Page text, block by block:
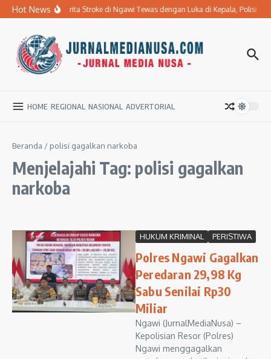
Lewati ke konten
Hot NewsIbu Penderita Stroke di Ngawi Tewas dengan Luka di Kepala, Polisi
HOME REGIONAL NASIONAL ADVERTORIAL
Beranda / polisi gagalkan narkoba
Menjelajahi Tag: polisi gagalkan
narkoba
HUKUM KRIMINAL PERISTIWA
Polres Ngawi Gagalkan
Peredaran 29,98 Kg
Sabu Senilai Rp30
Miliar
Ngawi (JurnalMediaNusa) –
Kepolisian Resor (Polres)
Ngawi menggagalkan